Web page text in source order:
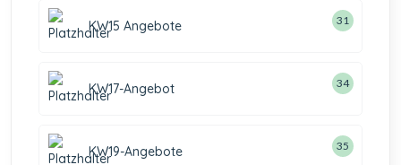
KW15 Angebote 31
KW17-Angebot 34
KW19-Angebote 35